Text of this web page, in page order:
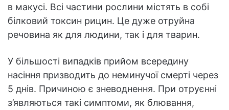
в макусі. Всі частини рослини містять в собі
білковий токсин рицин. Це дуже отруйна
речовина як для людини, так і для тварин.
У більшості випадків прийом всередину
насіння призводить до неминучої смерті через
5 днів. Причиною є зневоднення. При отруєнні
з’являються такі симптоми, як блювання,